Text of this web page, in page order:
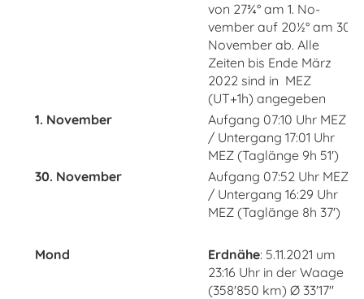
von 27¾° am 1. No­
vember auf 20½° am 30.
November ab. Alle
Zeiten bis Ende März
2022 sind in MEZ
(UT+1h) angegeben
1. November
Aufgang 07:10 Uhr MEZ
/ Untergang 17:01 Uhr
MEZ (Taglänge 9h 51')
30. November
Aufgang 07:52 Uhr MEZ
/ Untergang 16:29 Uhr
MEZ (Taglänge 8h 37')
Mond Erdnähe: 5.11.2021 um
23:16 Uhr in der Waage
(358'850 km) Ø 33'17''